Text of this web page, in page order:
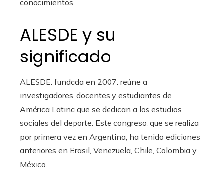
conocimientos.
ALESDE y su
significado
ALESDE, fundada en 2007, reúne a
investigadores, docentes y estudiantes de
América Latina que se dedican a los estudios
sociales del deporte. Este congreso, que se realiza
por primera vez en Argentina, ha tenido ediciones
anteriores en Brasil, Venezuela, Chile, Colombia y
México.